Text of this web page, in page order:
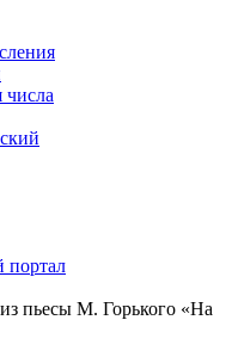
числа
портал
пьесы М. Горького «На